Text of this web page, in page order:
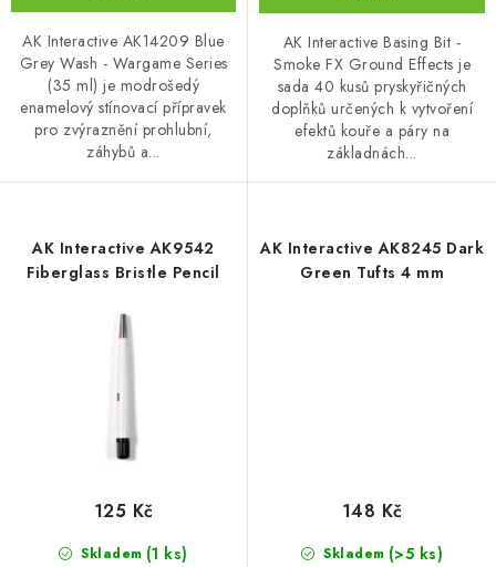
AK Interactive AK14209 Blue
Grey Wash - Wargame Series
(35 ml) je modrošedý
enamelový stínovací přípravek
pro zvýraznění prohlubní,
záhybů a...
AK Interactive Basing Bit -
Smoke FX Ground Effects je
sada 40 kusů pryskyřičných
doplňků určených k vytvoření
efektů kouře a páry na
základnách...
AK Interactive AK9542
Fiberglass Bristle Pencil
Skladem (1 ks)
125 Kč
AK Interactive AK8245 Dark
Green Tufts 4 mm
Skladem (>5 ks)
148 Kč